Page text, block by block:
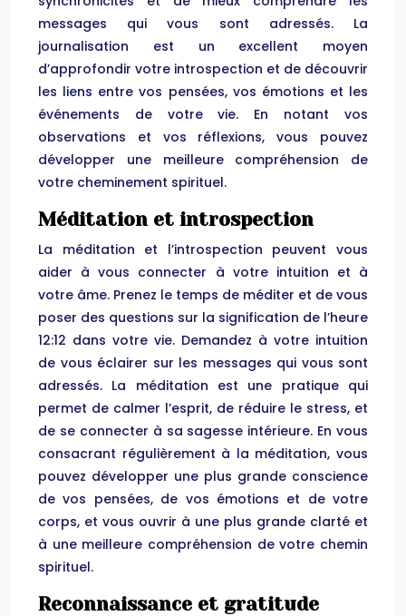
messages qui vous sont adressés. La
journalisation est un excellent moyen
d’approfondir votre introspection et de découvrir
les liens entre vos pensées, vos émotions et les
événements de votre vie. En notant vos
observations et vos réflexions, vous pouvez
développer une meilleure compréhension de
votre cheminement spirituel.
Méditation et introspection
La méditation et l’introspection peuvent vous
aider à vous connecter à votre intuition et à
votre âme. Prenez le temps de méditer et de vous
poser des questions sur la signification de l’heure
12:12 dans votre vie. Demandez à votre intuition
de vous éclairer sur les messages qui vous sont
adressés. La méditation est une pratique qui
permet de calmer l’esprit, de réduire le stress, et
de se connecter à sa sagesse intérieure. En vous
consacrant régulièrement à la méditation, vous
pouvez développer une plus grande conscience
de vos pensées, de vos émotions et de votre
corps, et vous ouvrir à une plus grande clarté et
à une meilleure compréhension de votre chemin
spirituel.
Reconnaissance et gratitude